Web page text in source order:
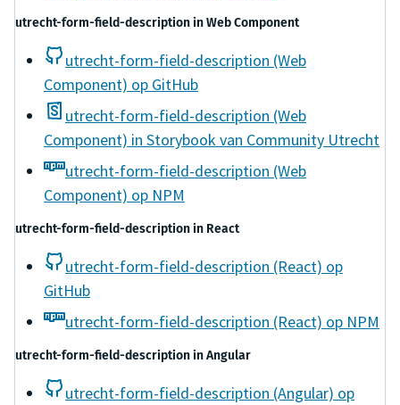
utrecht-form-field-descriptioninWeb Component
utrecht-form-field-description (Web
Component) op GitHub
utrecht-form-field-description (Web
Component) in Storybook van Community Utrecht
utrecht-form-field-description (Web
Component) op NPM
utrecht-form-field-descriptionin React
utrecht-form-field-description (React) op
GitHub
utrecht-form-field-description (React) op NPM
utrecht-form-field-descriptioninAngular
utrecht-form-field-description (Angular) op